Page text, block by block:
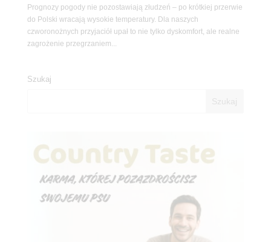
Prognozy pogody nie pozostawiają złudzeń – po krótkiej przerwie
do Polski wracają wysokie temperatury. Dla naszych
czworonożnych przyjaciół upał to nie tylko dyskomfort, ale realne
zagrożenie przegrzaniem...
Szukaj